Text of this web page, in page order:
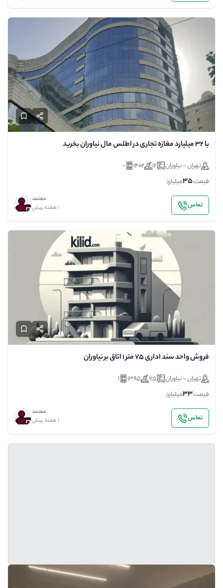
با ۳۲ میلیارد مغازه تجاری در اطلس مال نیاوران بخرید
تهران - نیاوران 12
1402
-
قیمت:35میلیارد
تماس
معتمد
1 هفته پیش
فروش واحد سند اداری ۷۵ متر ۱ اتاق بر نیاوران
تهران - نیاوران 75
1395
1
قیمت:33میلیارد
تماس
معتمد
1 هفته پیش